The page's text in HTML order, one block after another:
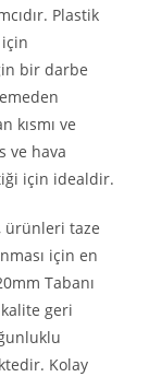
Plastik
bir darbe
kısmı ve
ve hava
için idealdir.
ürünleri taze
için en
Tabanı
geri
Kolay